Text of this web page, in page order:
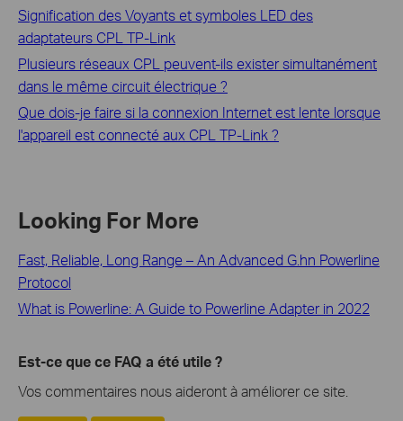
Signification des Voyants et symboles LED des
adaptateurs CPL TP-Link
Plusieurs réseaux CPL peuvent-ils exister simultanément
dans le même circuit électrique ?
Que dois-je faire si la connexion Internet est lente lorsque
l'appareil est connecté aux CPL TP-Link ?
Looking For More
Fast, Reliable, Long Range – An Advanced G.hn Powerline
Protocol
What is Powerline: A Guide to Powerline Adapter in 2022
Est-ce que ce FAQ a été utile ?
Vos commentaires nous aideront à améliorer ce site.